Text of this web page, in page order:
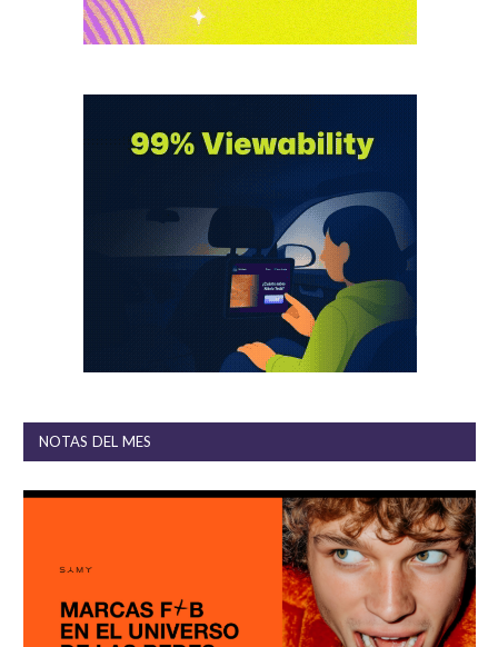
NOTAS DEL MES